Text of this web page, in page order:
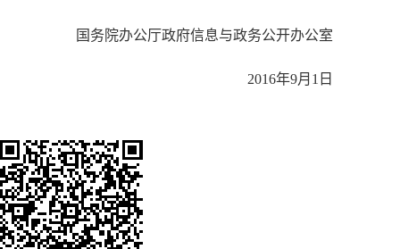
国务院办公厅政府信息与政务公开办公室
2016年9月1日